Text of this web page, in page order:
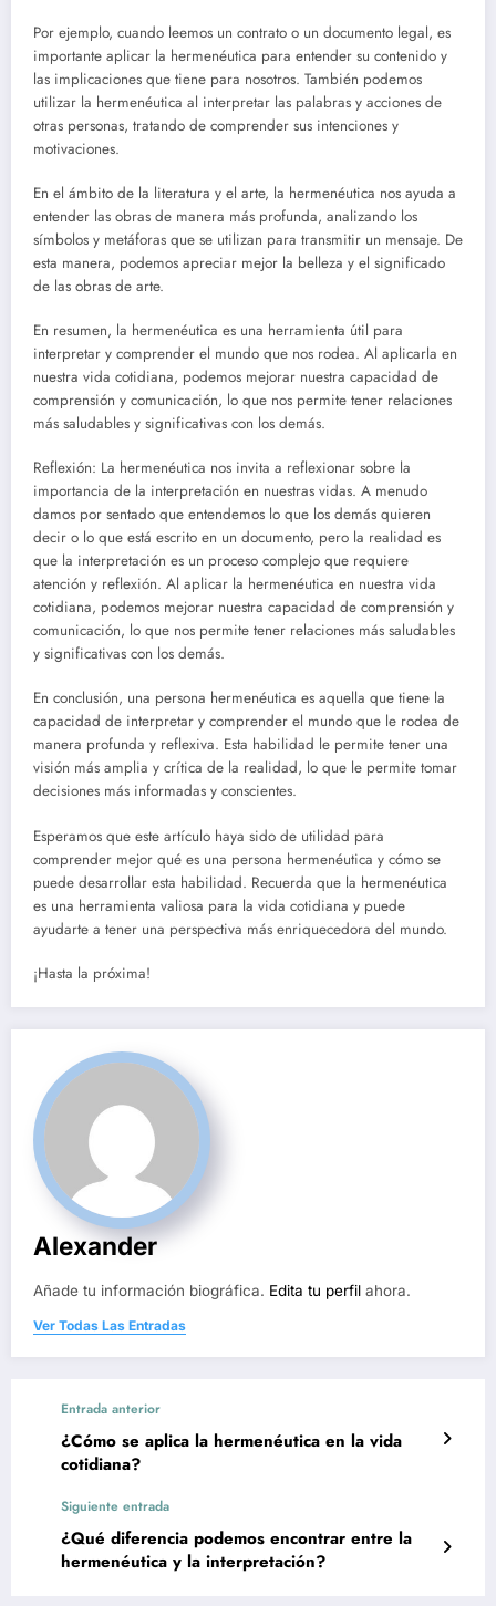
Por ejemplo, cuando leemos un contrato o un documento legal, es
importante aplicar la hermenéutica para entender su contenido y
las implicaciones que tiene para nosotros. También podemos
utilizar la hermenéutica al interpretar las palabras y acciones de
otras personas, tratando de comprender sus intenciones y
motivaciones.
En el ámbito de la literatura y el arte, la hermenéutica nos ayuda a
entender las obras de manera más profunda, analizando los
símbolos y metáforas que se utilizan para transmitir un mensaje. De
esta manera, podemos apreciar mejor la belleza y el significado
de las obras de arte.
En resumen, la hermenéutica es una herramienta útil para
interpretar y comprender el mundo que nos rodea. Al aplicarla en
nuestra vida cotidiana, podemos mejorar nuestra capacidad de
comprensión y comunicación, lo que nos permite tener relaciones
más saludables y significativas con los demás.
Reflexión: La hermenéutica nos invita a reflexionar sobre la
importancia de la interpretación en nuestras vidas. A menudo
damos por sentado que entendemos lo que los demás quieren
decir o lo que está escrito en un documento, pero la realidad es
que la interpretación es un proceso complejo que requiere
atención y reflexión. Al aplicar la hermenéutica en nuestra vida
cotidiana, podemos mejorar nuestra capacidad de comprensión y
comunicación, lo que nos permite tener relaciones más saludables
y significativas con los demás.
En conclusión, una persona hermenéutica es aquella que tiene la
capacidad de interpretar y comprender el mundo que le rodea de
manera profunda y reflexiva. Esta habilidad le permite tener una
visión más amplia y crítica de la realidad, lo que le permite tomar
decisiones más informadas y conscientes.
Esperamos que este artículo haya sido de utilidad para
comprender mejor qué es una persona hermenéutica y cómo se
puede desarrollar esta habilidad. Recuerda que la hermenéutica
es una herramienta valiosa para la vida cotidiana y puede
ayudarte a tener una perspectiva más enriquecedora del mundo.
¡Hasta la próxima!
Alexander
Añade tu información biográfica. Edita tu perfil ahora.
Ver Todas Las Entradas
Entrada anterior
¿Cómo se aplica la hermenéutica en la vida
cotidiana?
Siguiente entrada
¿Qué diferencia podemos encontrar entre la
hermenéutica y la interpretación?